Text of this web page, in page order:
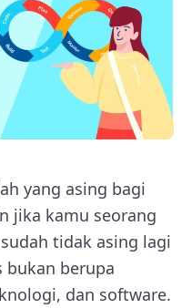
yang asing bagi
jika kamu seorang
tidak asing lagi
bukan berupa
dan software.